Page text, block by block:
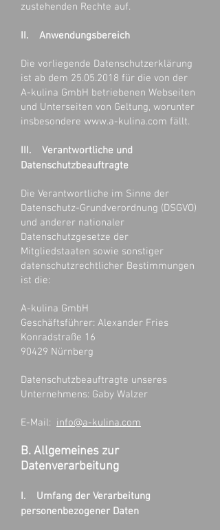
zustehenden Rechte auf.
II. Anwendungsbereich
Die vorliegende Datenschutzerklärung
ist ab dem 25.05.2018 für die von der
A-kulina GmbH betriebenen Webseiten
und Unterseiten von Geltung, worunter
insbesondere www.a-kulina.com fällt.
III. Verantwortliche und
Datenschutzbeauftragte
Die Verantwortliche im Sinne der
Datenschutz-Grundverordnung (DSGVO)
und anderer nationaler
Datenschutzgesetze der
Mitgliedstaaten sowie sonstiger
datenschutzrechtlicher Bestimmungen
ist die:
A-kulina GmbH
Geschäftsführer: Alexander Fries
Konradstraße 16
90429 Nürnberg
Datenschutzbeauftragte unseres
Unternehmens: Gaby Walzer
E-Mail: info@a-kulina.com
B. Allgemeines zur
Datenverarbeitung
I. Umfang der Verarbeitung
personenbezogener Daten